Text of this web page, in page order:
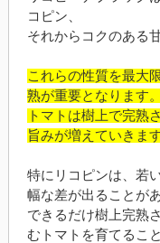
コピン、
それからコクのある
これらの性質を最大
熟が重要となります。
トマトは樹上で完熟
旨みが増えていきます
特にリコピンは、若
幅な差が出ることが
できるだけ樹上完熟
むトマトを育てるこ